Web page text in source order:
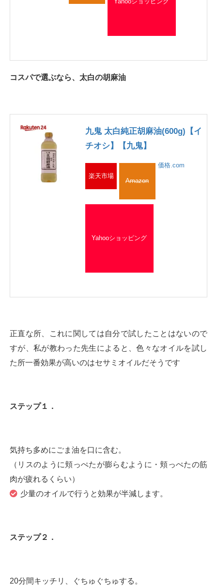
コスパで選ぶなら、太白の胡麻油
九鬼 太白純正胡麻油(600g)【イ
チオシ】【九鬼】
楽天市場
Amazon
Yahooショッピング
価格.com
正直な所、これに関しては自分で試したことはないので
すが、私が教わった先生によると、色々なオイルを試し
た所一番効果が高いのはセサミオイルだそうです
ステップ１．
気持ち多めにごま油を口に含む。
（リスのように頬っぺたが膨らむように・頬っぺたの筋
肉が疲れるくらい）
少量のオイルで行うと効果が半減します。
ステップ２．
20分間キッチリ、ぐちゅぐちゅする。